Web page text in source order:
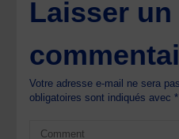
Laisser un
Votre adresse e-mail ne sera
obligatoires sont indiqués avec*